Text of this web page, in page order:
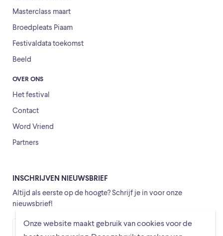
Onze website maakt gebruik van cookies voor de
Masterclass maart
Broedpleats Piaam
Festivaldata toekomst
Beeld
OVER ONS
Het festival
Contact
Word Vriend
Partners
INSCHRIJVEN NIEUWSBRIEF
Altijd als eerste op de hoogte? Schrijf je in voor onze
nieuwsbrief!